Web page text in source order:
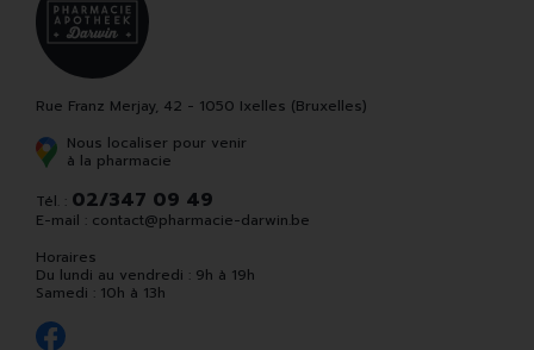
Rue Franz Merjay, 42 - 1050 Ixelles (Bruxelles)
Nous localiser pour venir
à la pharmacie
Tél. : 02/347 09 49
E-mail : contact@pharmacie-darwin.be
Horaires
Du lundi au vendredi : 9h à 19h
Samedi : 10h à 13h